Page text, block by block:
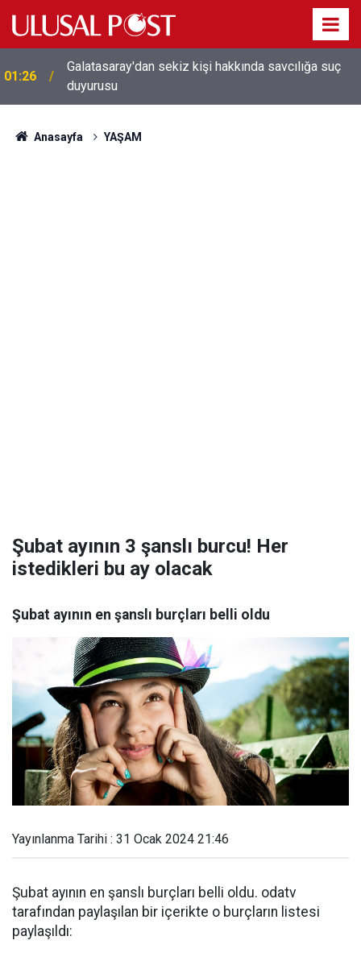
01:26
Galatasaray'dan sekiz kişi hakkında savcılığa suç
duyurusu
Anasayfa YAŞAM
Şubat ayının 3 şanslı burcu! Her
istedikleri bu ay olacak
Şubat ayının en şanslı burçları belli oldu
Yayınlanma Tarihi : 31 Ocak 2024 21:46
Şubat ayının en şanslı burçları belli oldu. odatv
tarafından paylaşılan bir içerikte o burçların listesi
paylaşıldı: